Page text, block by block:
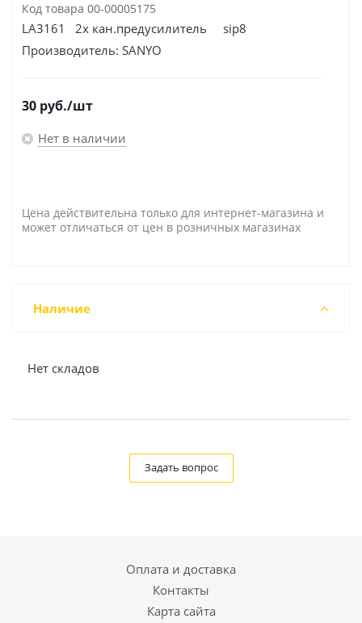
Код товара 00-00005175
LA3161 2х кан.предусилитель sip8
Производитель: SANYO
30 руб./шт
Нет в наличии
Цена действительна только для интернет-магазина и
может отличаться от цен в розничных магазинах
Наличие
Нет складов
Задать вопрос
Оплата и доставка
Контакты
Карта сайта